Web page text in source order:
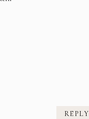
REPLY